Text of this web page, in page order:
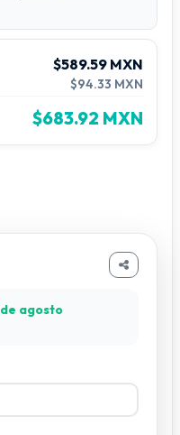
$589.59 MXN
$94.33 MXN
$683.92 MXN
agosto